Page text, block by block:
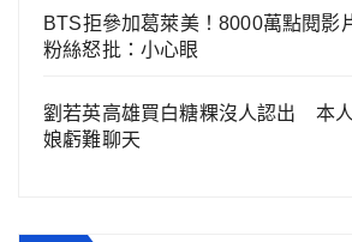
BTS拒參加葛萊美！8000萬點閱
粉絲怒批：小心眼
劉若英高雄買白糖粿沒人認出 本
娘虧難聊天